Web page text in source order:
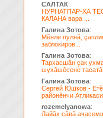
САЛТАК:
НУРНАТПАР-ХА
КАЛАНА вара ...
Галина Зотова:
Мĕнле пулнă,
заблокиров...
Галина Зотова:
Тархасшăн çак
шухăшĕсене
Галина Зотова:
Сергей Юшков -
районĕнчи
rozemelyanowa:
Лайăх сăвă